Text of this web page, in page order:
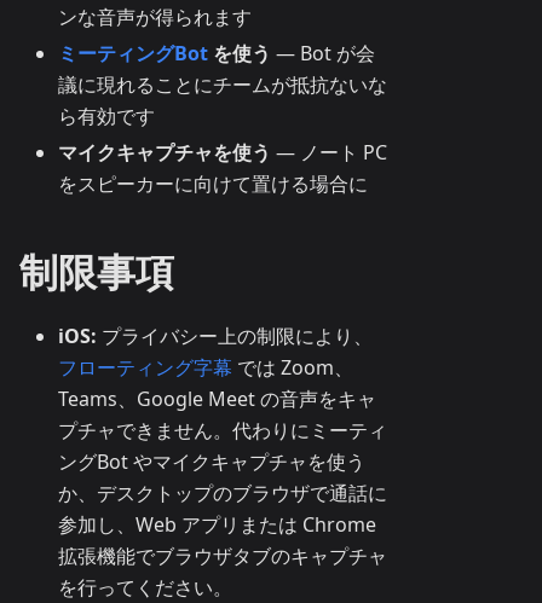
ンな音声が得られます
ミーティングBot を使う — Bot が会
議に現れることにチームが抵抗ないな
ら有効です
マイクキャプチャを使う — ノート PC
をスピーカーに向けて置ける場合に
制限事項
iOS: プライバシー上の制限により、
フローティング字幕 では Zoom、
Teams、Google Meet の音声をキャ
プチャできません。代わりにミーティ
ングBot やマイクキャプチャを使う
か、デスクトップのブラウザで通話に
参加し、Web アプリまたは Chrome
拡張機能でブラウザタブのキャプチャ
を行ってください。